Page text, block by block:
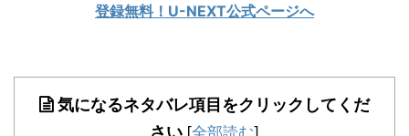
登録無料！U-NEXT公式ページへ
気になるネタバレ項目をクリックしてくだ
さい [全部読む]